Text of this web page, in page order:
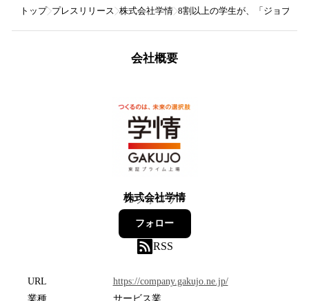
トップ プレスリリース 株式会社学情 8割以上の学生が、「ジョブ型
会社概要
株式会社学情
79フォロワー
フォロー
RSS
URL
https://company.gakujo.ne.jp/
業種
サービス業